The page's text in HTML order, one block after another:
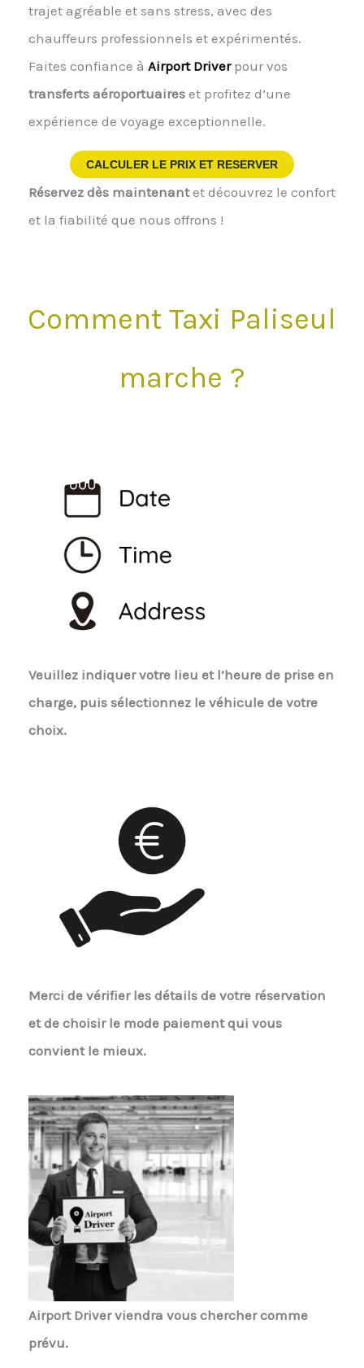
trajet agréable et sans stress, avec des
chauffeurs professionnels et expérimentés.
Faites confiance à Airport Driver pour vos
transferts aéroportuaireset profitez d’une
expérience de voyage exceptionnelle.
CALCULER LE PRIX ET RESERVER
Réservez dès maintenantet découvrez le confort
et la fiabilité que nous offrons !
Comment Taxi Paliseul
marche ?
Veuillez indiquer votre lieu et l’heure de prise en
charge, puis sélectionnez le véhicule de votre
choix.
Merci de vérifier les détails de votre réservation
et de choisir le mode paiement qui vous
convient le mieux.
Airport Driverviendra vous chercher comme
prévu.